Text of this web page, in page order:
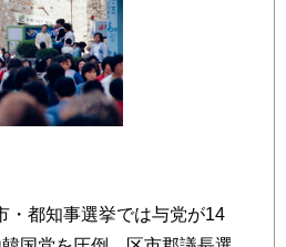
都知事選挙では与党が14